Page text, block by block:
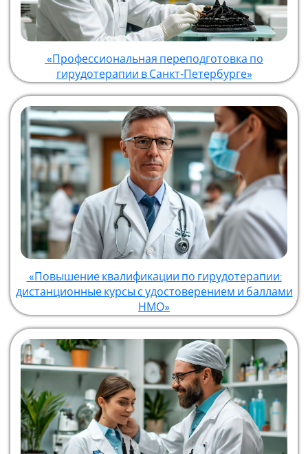
«Профессиональная переподготовка по
гирудотерапии в Санкт‑Петербурге»
«Повышение квалификации по гирудотерапии:
дистанционные курсы с удостоверением и баллами
НМО»